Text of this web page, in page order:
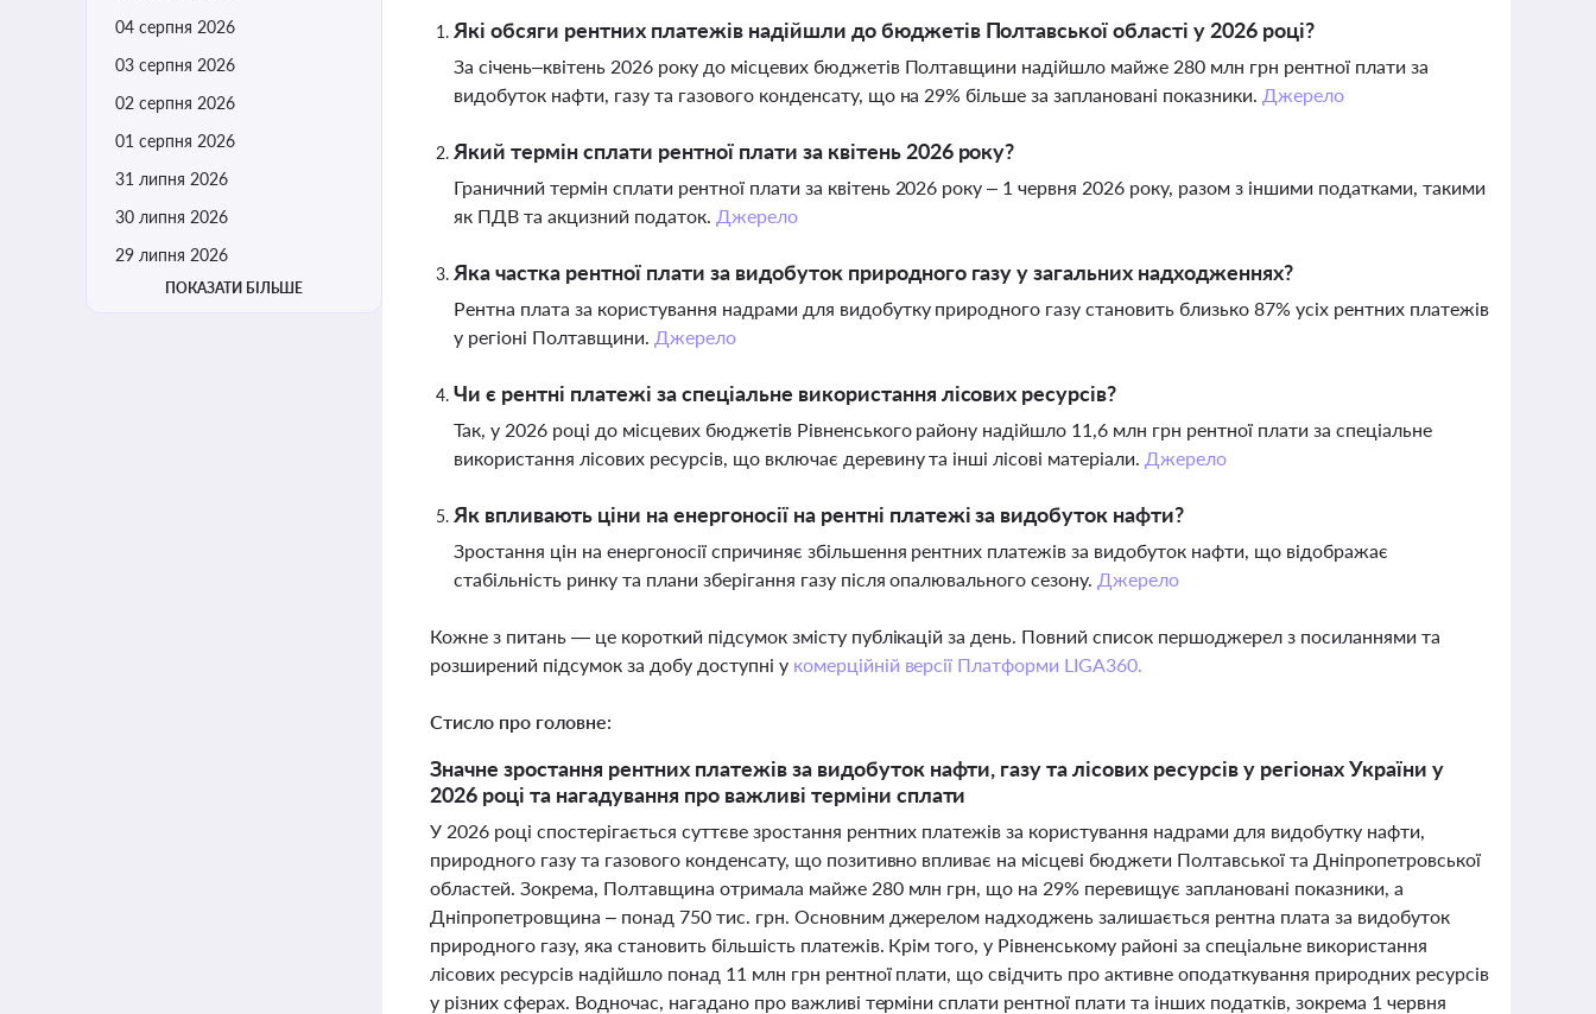
04 серпня 2026
03 серпня 2026
02 серпня 2026
01 серпня 2026
31 липня 2026
30 липня 2026
29 липня 2026
ПОКАЗАТИ БІЛЬШЕ
Які обсяги рентних платежів надійшли до бюджетів Полтавської області у 2026 році?
За січень–квітень 2026 року до місцевих бюджетів Полтавщини надійшло майже 280 млн грн рентної плати за
видобуток нафти, газу та газового конденсату, що на 29% більше за заплановані показники. Джерело
Який термін сплати рентної плати за квітень 2026 року?
Граничний термін сплати рентної плати за квітень 2026 року – 1 червня 2026 року, разом з іншими податками, такими
як ПДВ та акцизний податок. Джерело
Яка частка рентної плати за видобуток природного газу у загальних надходженнях?
Рентна плата за користування надрами для видобутку природного газу становить близько 87% усіх рентних платежів
у регіоні Полтавщини. Джерело
Чи є рентні платежі за спеціальне використання лісових ресурсів?
Так, у 2026 році до місцевих бюджетів Рівненського району надійшло 11,6 млн грн рентної плати за спеціальне
використання лісових ресурсів, що включає деревину та інші лісові матеріали. Джерело
Як впливають ціни на енергоносії на рентні платежі за видобуток нафти?
Зростання цін на енергоносії спричиняє збільшення рентних платежів за видобуток нафти, що відображає
стабільність ринку та плани зберігання газу після опалювального сезону. Джерело
Кожне з питань — це короткий підсумок змісту публікацій за день. Повний список першоджерел з посиланнями та
розширений підсумок за добу доступні у комерційній версії Платформи LIGA360.
Стисло про головне:
Значне зростання рентних платежів за видобуток нафти, газу та лісових ресурсів у регіонах України у
2026 році та нагадування про важливі терміни сплати
У 2026 році спостерігається суттєве зростання рентних платежів за користування надрами для видобутку нафти,
природного газу та газового конденсату, що позитивно впливає на місцеві бюджети Полтавської та Дніпропетровської
областей. Зокрема, Полтавщина отримала майже 280 млн грн, що на 29% перевищує заплановані показники, а
Дніпропетровщина – понад 750 тис. грн. Основним джерелом надходжень залишається рентна плата за видобуток
природного газу, яка становить більшість платежів. Крім того, у Рівненському районі за спеціальне використання
лісових ресурсів надійшло понад 11 млн грн рентної плати, що свідчить про активне оподаткування природних ресурсів
у різних сферах. Водночас, нагадано про важливі терміни сплати рентної плати та інших податків, зокрема 1 червня